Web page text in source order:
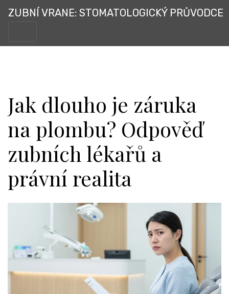
ZUBNÍ VRANE: STOMATOLOGICKÝ PRŮVODCE
Jak dlouho je záruka
na plombu? Odpověď
zubních lékařů a
právní realita